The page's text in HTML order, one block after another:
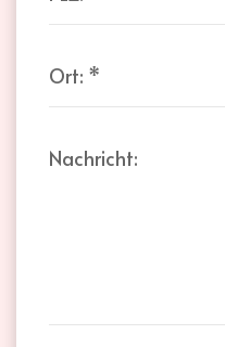
Ort: *
Nachricht: